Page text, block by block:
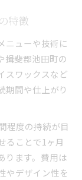
特徴
ニューや技術に
揖斐郡池田町の
スワックスなど
期間や仕上がり
程度の持続が目
ることで1ヶ月
ります。費用は
やデザイン性を